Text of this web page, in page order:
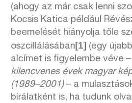
(ahogy az már csak lenni
Kocsis Katica például
beemelését hiányolja tőle
oszcillálásában [1] (egy
alcímet is figyelembe véve –
kilencvenes évek magyar
(1989–2001)– a
bírálatként is, ha tudunk